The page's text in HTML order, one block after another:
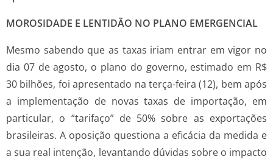
MOROSIDADE E LENTIDÃO NO PLANO EMERGENCIAL
Mesmo sabendo que as taxas iriam entrar em vigor no
dia 07 de agosto, o plano do governo, estimado em R$
30 bilhões, foi apresentado na terça-feira (12), bem após
a implementação de novas taxas de importação, em
particular, o “tarifaço” de 50% sobre as exportações
brasileiras. A oposição questiona a eficácia da medida e
a sua real intenção, levantando dúvidas sobre o impacto